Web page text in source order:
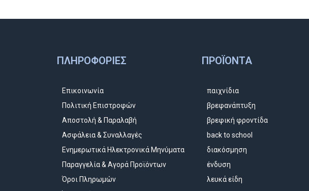
ΠΛΗΡΟΦΟΡΊΕΣ
Επικοινωνία
Πολιτική Επιστροφών
Αποστολή & Παραλαβή
Ασφάλεια & Συναλλαγές
Ενημερωτικά Ηλεκτρονικά Μηνύματα
Παραγγελία & Αγορά Προϊόντων
Όροι Πληρωμών
ΠΡΟΪΌΝΤΑ
παιχνίδια
βρεφανάπτυξη
βρεφική φροντίδα
back to school
διακόσμηση
ένδυση
λευκά είδη